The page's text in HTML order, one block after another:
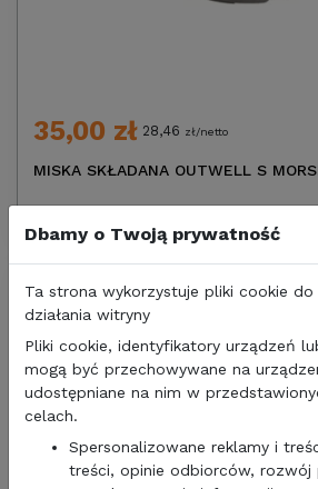
35,00 zł 28,46 zł/netto
MISKA SKŁADANA OUTWELL S
Dbamy o Twoją prywatność
Ta strona wykorzystuje pliki cookie do
działania witryny
Pliki cookie, identyfikatory urządzeń
mogą być przechowywane na
udostępniane na nim w
celach.
Spersonalizowane reklamy i
treści, opinie odbiorców, rozwój